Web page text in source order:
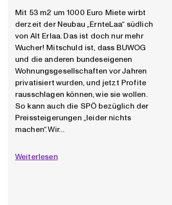
Mit 53 m2 um 1000 Euro Miete wirbt
derzeit der Neubau „ErnteLaa“ südlich
von Alt Erlaa. Das ist doch nur mehr
Wucher! Mitschuld ist, dass BUWOG
und die anderen bundeseigenen
Wohnungsgesellschaften vor Jahren
privatisiert wurden, und jetzt Profite
rausschlagen können, wie sie wollen.
So kann auch die SPÖ bezüglich der
Preissteigerungen „leider nichts
machen“. Wir…
Weiterlesen